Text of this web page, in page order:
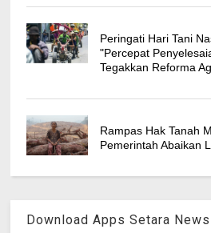
Peringati Hari Tani
"Percepat
Tegakkan Reforma
Rampas Hak Tanah
Pemerintah Abaikan
Download Apps Setara News